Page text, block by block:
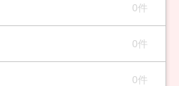
0件
0件
0件